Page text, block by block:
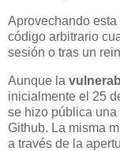
Aprovechando
código arbitrario
sesión o tras un
Aunque la
inicialmente el 25
se hizo pública
Github. La misma
a través de la